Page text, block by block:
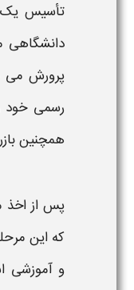
تأسیس یک
دانشگاهی
پرورش می
رسمی خود
همچنین
پس از اخذ
که این
و آموزشی